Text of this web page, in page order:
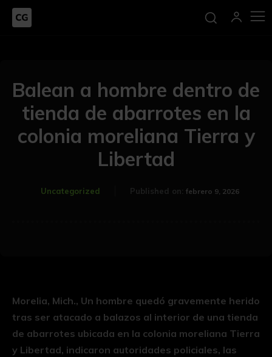
Balean a hombre dentro de
tienda de abarrotes en la
colonia moreliana Tierra y
Libertad
Uncategorized Published on: febrero 9, 2026
Morelia, Mich., Un hombre quedó gravemente herido
tras ser atacado a balazos al interior de una tienda
de abarrotes ubicada en la colonia moreliana Tierra
y Libertad, indicaron autoridades policiales, las